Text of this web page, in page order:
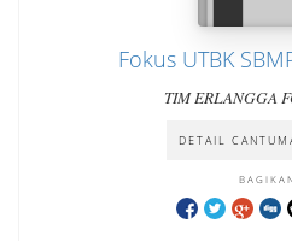
Fokus UTBK
TIM ERLANGGA
DETAIL